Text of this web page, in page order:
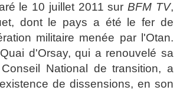
le 10 juillet 2011 surBFM TV,
dont le pays a été le fer de
militaire menée par l'Otan.
d'Orsay, qui a renouvelé sa
National de transition, a
de dissensions, en son